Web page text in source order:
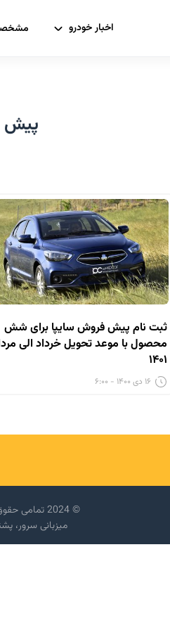
اخبار خودرو
پیش
ثبت نام پیش فروش سایپا برای شش
محصول با موعد تحویل خرداد الی
۱۴۰۱
۱۶ دی ۱۴۰۰ - ۶:۰۰
© 2024 تمامی حقوق برای وب سایت خودرودیلی محفوظ است.
میزبانی سرور،